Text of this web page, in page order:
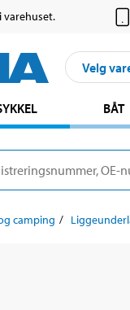
varehuset.
Velg
BÅT
camping